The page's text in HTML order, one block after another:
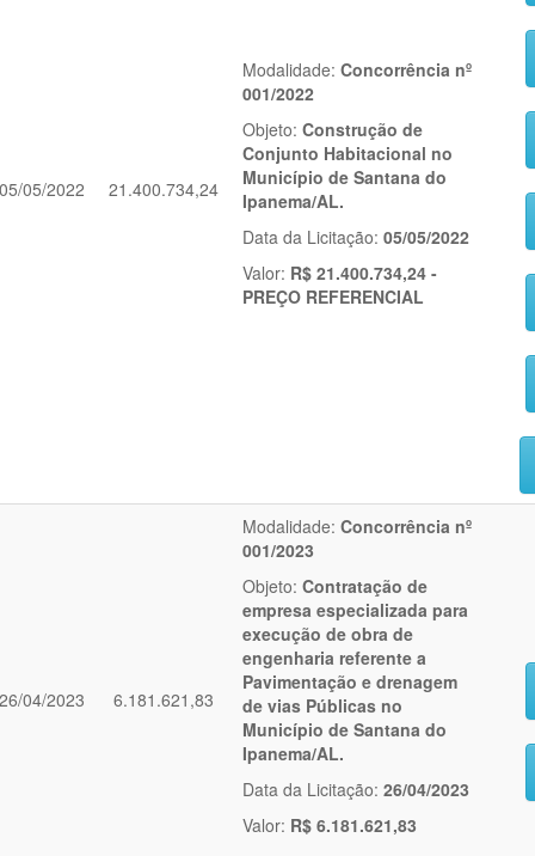
05/05/2022 21.400.734,24
Modalidade: Concorrência nº
001/2022
Objeto: Construção de
Conjunto Habitacional no
Município de Santana do
Ipanema/AL.
Data da Licitação: 05/05/2022
Valor: R$ 21.400.734,24 -
PREÇO REFERENCIAL
26/04/2023 6.181.621,83
Modalidade: Concorrência nº
001/2023
Objeto: Contratação de
empresa especializada para
execução de obra de
engenharia referente a
Pavimentação e drenagem
de vias Públicas no
Município de Santana do
Ipanema/AL.
Data da Licitação: 26/04/2023
Valor: R$ 6.181.621,83